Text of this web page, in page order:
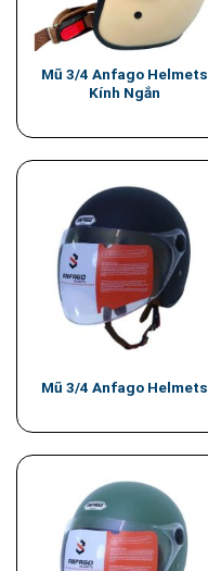
Mũ 3/4 Anfago Helmets
Kính Ngắn
Mũ 3/4 Anfago Helmets